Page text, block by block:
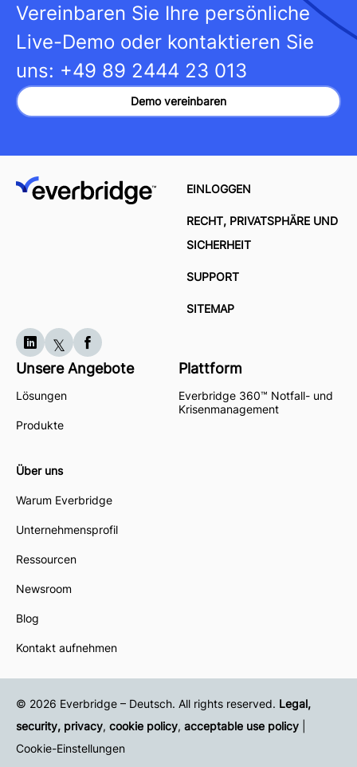
Vereinbaren Sie Ihre persönliche
Live-Demo oder kontaktieren Sie
uns: +49 89 2444 23 013
Demo vereinbaren
EINLOGGEN
RECHT, PRIVATSPHÄRE UND
SICHERHEIT
SUPPORT
SITEMAP
Unsere Angebote
Lösungen
Produkte
Plattform
Everbridge 360™ Notfall- und
Krisenmanagement
Über uns
Warum Everbridge
Unternehmensprofil
Ressourcen
Newsroom
Blog
Kontakt aufnehmen
© 2026 Everbridge – Deutsch. All rights reserved. Legal,
security, privacy, cookie policy, acceptable use policy
Cookie-Einstellungen